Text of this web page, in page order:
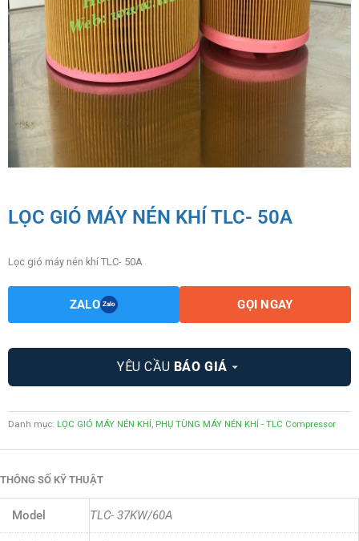
LỌC GIÓ MÁY NÉN KHÍ TLC- 50A
Lọc gió máy nén khí TLC- 50A
ZALO Zalo GỌI NGAY
YÊU CẦU BÁO GIÁ
Danh mục: LỌC GIÓ MÁY NÉN KHÍ, PHỤ TÙNG MÁY NÉN KHÍ - TLC Compressor
THÔNG SỐ KỸ THUẬT
Model TLC- 37KW/60A